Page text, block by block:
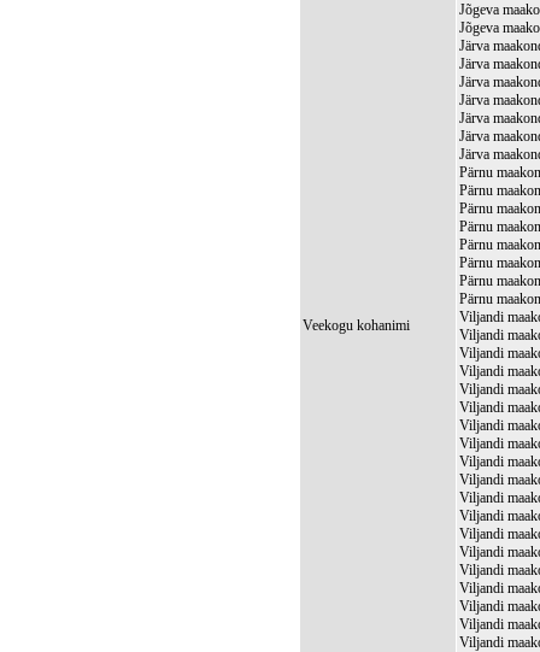
Veekogu kohanimi
Jõgeva
Jõgeva
Järva
Järva
Järva
Järva
Järva
Järva
Järva
Pärnu
Pärnu
Pärnu
Pärnu
Pärnu
Pärnu
Pärnu
Pärnu
Viljandi
Viljandi
Viljandi
Viljandi
Viljandi
Viljandi
Viljandi
Viljandi
Viljandi
Viljandi
Viljandi
Viljandi
Viljandi
Viljandi
Viljandi
Viljandi
Viljandi
Viljandi
Viljandi